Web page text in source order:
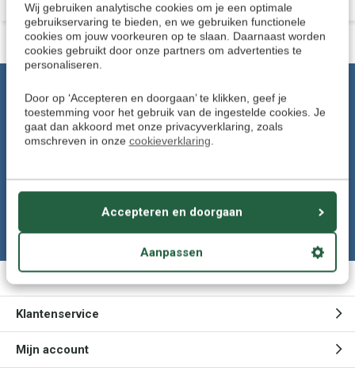
Wij gebruiken analytische cookies om je een optimale
gebruikservaring te bieden, en we gebruiken functionele
cookies om jouw voorkeuren op te slaan. Daarnaast worden
cookies gebruikt door onze partners om advertenties te
personaliseren.
Door op ‘Accepteren en doorgaan’ te klikken, geef je
toestemming voor het gebruik van de ingestelde cookies. Je
gaat dan akkoord met onze privacyverklaring, zoals
omschreven in onze cookieverklaring
Accepteren en doorgaan
Aanpassen
Klantenservice: Tel. 024-8456906
Wij helpen u graag.
Of stuur een e-mail naar:
Volg ons
Klantenservice
Mijn account